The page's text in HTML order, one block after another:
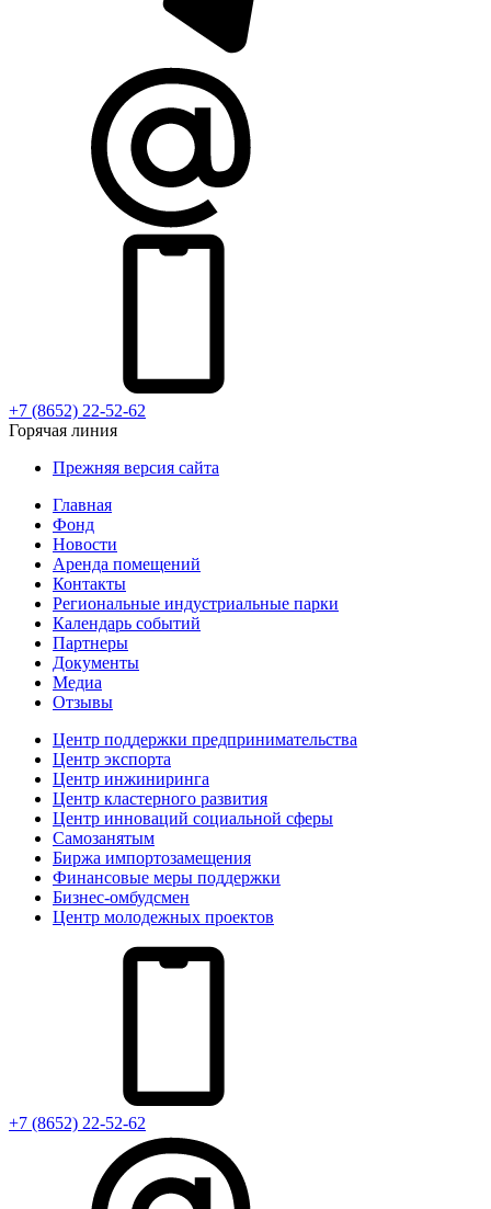
+7 (8652) 22-52-62
Горячая линия
Прежняя версия сайта
Главная
Фонд
Новости
Аренда помещений
Контакты
Региональные индустриальные парки
Календарь событий
Партнеры
Документы
Медиа
Отзывы
Центр поддержки предпринимательства
Центр экспорта
Центр инжиниринга
Центр кластерного развития
Центр инноваций социальной сферы
Cамозанятым
Биржа импортозамещения
Финансовые меры поддержки
Бизнес-омбудсмен
Центр молодежных проектов
+7 (8652) 22-52-62